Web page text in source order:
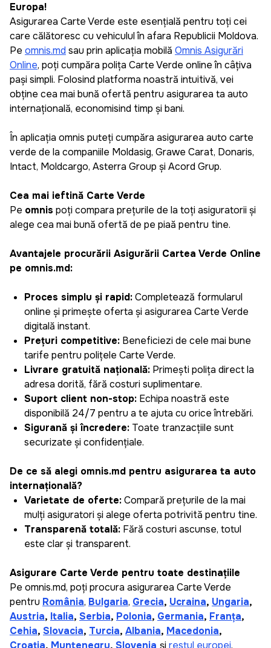
Europa!
Asigurarea Carte Verde este esențială pentru toți cei
care călătoresc cu vehiculul în afara Republicii Moldova.
Pe omnis.md sau prin aplicația mobilă Omnis Asigurări
Online, poți cumpăra polița Carte Verde online în câțiva
pași simpli. Folosind platforma noastră intuitivă, vei
obține cea mai bună ofertă pentru asigurarea ta auto
internațională, economisind timp și bani.
În aplicația omnis puteți cumpăra asigurarea auto carte
verde de la companiile Moldasig, Grawe Carat, Donaris,
Intact, Moldcargo, Asterra Group și Acord Grup.
Cea mai ieftină Carte Verde
Pe omnis poți compara prețurile de la toți asiguratorii și
alege cea mai bună ofertă de pe piață pentru tine.
Avantajele procurării Asigurării Cartea Verde Online
pe omnis.md:
Proces simplu și rapid:Completează formularul
online și primește oferta și asigurarea Carte Verde
digitală instant.
Prețuri competitive: Beneficiezi de cele mai bune
tarife pentru polițele Carte Verde.
Livrare gratuită națională: Primești polița direct la
adresa dorită, fără costuri suplimentare.
Suport client non-stop: Echipa noastră este
disponibilă 24/7 pentru a te ajuta cu orice întrebări.
Siguranță și încredere: Toate tranzacțiile sunt
securizate și confidențiale.
De ce să alegi omnis.md pentru asigurarea ta auto
internațională?
Varietate de oferte:Compară prețurile de la mai
mulți asiguratori și alege oferta potrivită pentru tine.
Transparență totală: Fără costuri ascunse, totul
este clar și transparent.
Asigurare Carte Verde pentru toate destinațiile
Pe omnis.md, poți procura asigurarea Carte Verde
pentru România, Bulgaria, Grecia, Ucraina, Ungaria,
Austria, Italia, Serbia, Polonia, Germania, Franța,
Cehia, Slovacia, Turcia, Albania, Macedonia,
Croația, Muntenegru, Slovenia șirestul europei.